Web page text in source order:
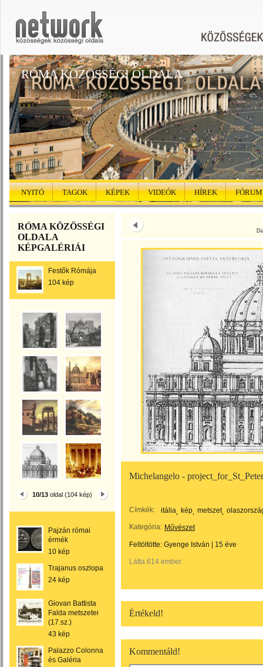
RÓMA KÖZÖSSÉGI OLDALA
NYITÓ TAGOK KÉPEK VIDEÓK HÍREK FÓRUM
RÓMA KÖZÖSSÉGI
OLDALA
KÉPGALÉRIÁI
Festők Rómája
104 kép
10/13 oldal (104 kép)
Pajzán római
érmék
10 kép
Trajanus oszlopa
24 kép
Giovan Battista
Falda metszetei
(17.sz.)
43 kép
Palazzo Colonna
és Galéria
Michelangelo -
Címkék: itália kép metszet
Kategória: Művészet
Feltöltötte: Gyenge István 15 éve
Látta 614 ember.
Értékeld!
Kommentáld!